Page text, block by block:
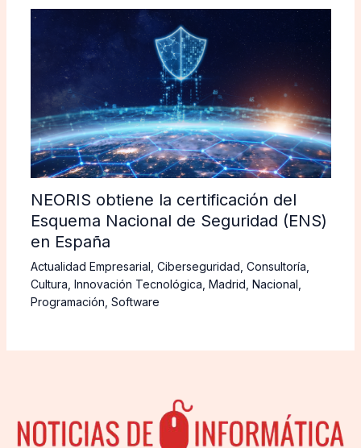
NEORIS obtiene la certificación del
Esquema Nacional de Seguridad (ENS)
en España
Actualidad Empresarial Ciberseguridad Consultoría
Cultura Innovación Tecnológica Madrid Nacional
Programación Software